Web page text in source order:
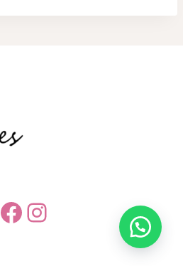
Facebook
Instagram